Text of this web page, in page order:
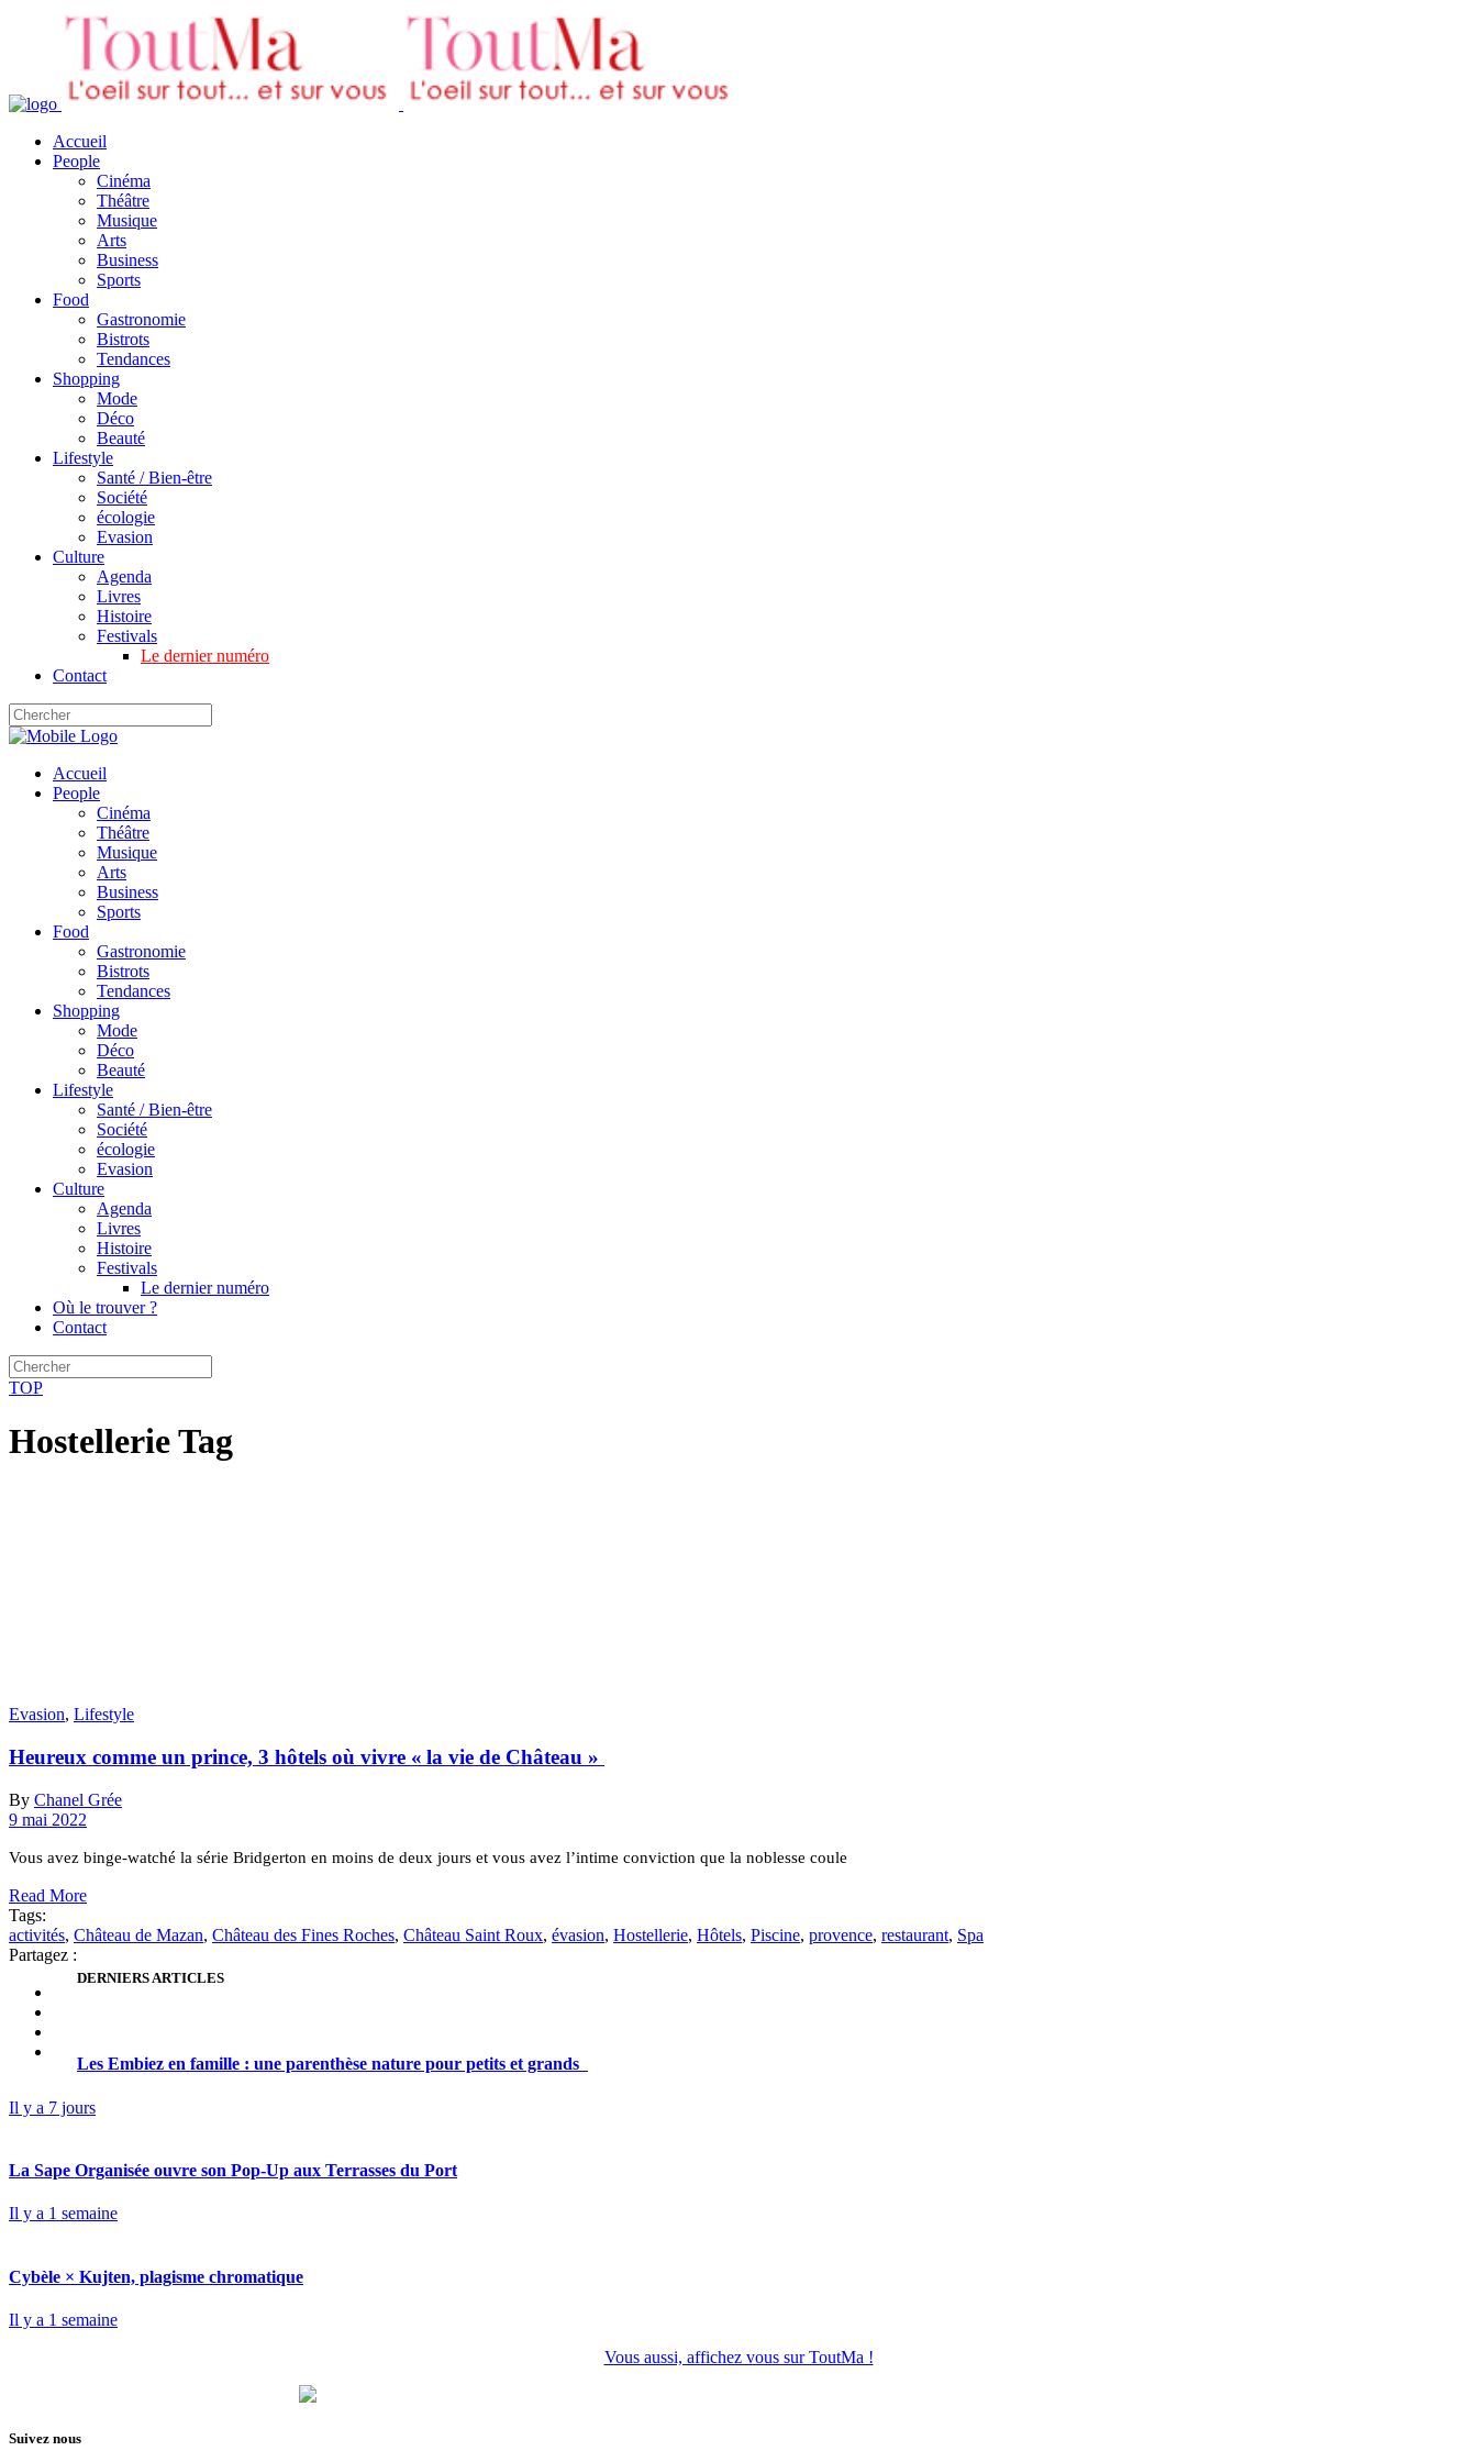
Accueil
People
Cinéma
Théâtre
Musique
Arts
Business
Sports
Food
Gastronomie
Bistrots
Tendances
Shopping
Mode
Déco
Beauté
Lifestyle
Santé / Bien-être
Société
écologie
Evasion
Culture
Agenda
Livres
Histoire
Festivals
Le dernier numéro
Contact
Accueil
People
Cinéma
Théâtre
Musique
Arts
Business
Sports
Food
Gastronomie
Bistrots
Tendances
Shopping
Mode
Déco
Beauté
Lifestyle
Santé / Bien-être
Société
écologie
Evasion
Culture
Agenda
Livres
Histoire
Festivals
Le dernier numéro
Où le trouver ?
Contact
TOP
Hostellerie Tag
Evasion, Lifestyle
Heureux comme un prince, 3 hôtels où vivre « la vie de Château »
By Chanel Grée
9 mai 2022
Vous avez binge-watché la série Bridgerton en moins de deux jours et vous avez l’intime conviction que la noblesse coule
Read More
Tags:
activités, Château de Mazan, Château des Fines Roches, Château Saint Roux, évasion, Hostellerie, Hôtels, Piscine, provence, restaurant, Spa
Partagez :
DERNIERS ARTICLES
Les Embiez en famille : une parenthèse nature pour petits et grands
Il y a 7 jours
La Sape Organisée ouvre son Pop-Up aux Terrasses du Port
Il y a 1 semaine
Cybèle × Kujten, plagisme chromatique
Il y a 1 semaine
Vous aussi, affichez vous sur ToutMa !
Suivez nous